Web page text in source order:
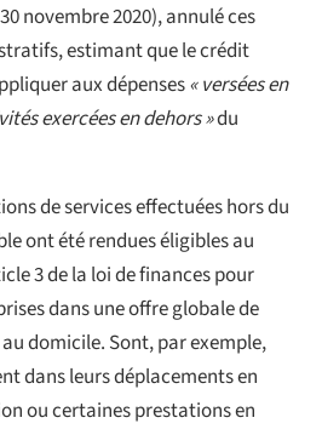
novembre 2020), annulé ces
estimant que le crédit
aux dépenses« versées en
exercées en dehors »du
de services effectuées hors du
ont été rendues éligibles au
3 de la loi de finances pour
dans une offre globale de
domicile. Sont, par exemple,
dans leurs déplacements en
ou certaines prestations en